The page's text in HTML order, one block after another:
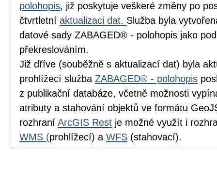
polohopis, již poskytuje veškeré změny po
čtvrtletní aktualizaci dat. Služba byla
datové sady ZABAGED® - polohopis jako
překreslováním.
Již dříve (souběžně s aktualizací dat) byla
prohlížecí služba ZABAGED® - polohopis
z publikační databáze, včetně možnosti
atributy a stahování objektů ve formátu
rozhraní ArcGIS Rest je možné využít i
WMS (prohlížecí) a WFS (stahovací).